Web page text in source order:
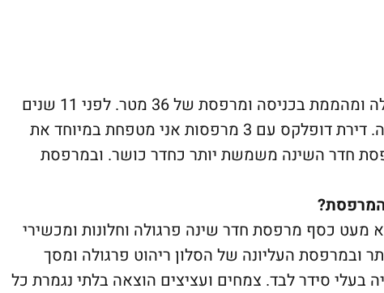
לא. גרתי בדירת פטיו עם חצר גדולה ומהממת בכניסה ומרפסת של 36 מטר. לפני 11 שנים
עברנו לדירה חדשה בשכונה חדשה. דירת דופלקס עם 3 מרפסות אני מטפחת במיוחד את
חדר השינה משמשת יותר כחדר כושר. ובמרפסת
כסף מרפסת חדר שינה פרגולה וחלונות ומכשירי
ובמרפסת העליונה של הסלון ריהוט פרגולה ומסך
בעלי סידר לבד. צמחים ועציצים הוצאה בלתי נגמרת כל